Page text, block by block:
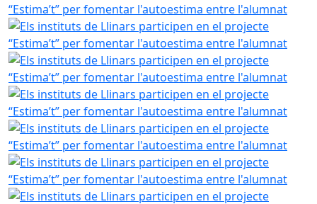
Els instituts de Llinars participen en el projecte
Els instituts de Llinars participen en el projecte
Els instituts de Llinars participen en el projecte
Els instituts de Llinars participen en el projecte
Els instituts de Llinars participen en el projecte
Els instituts de Llinars participen en el projecte